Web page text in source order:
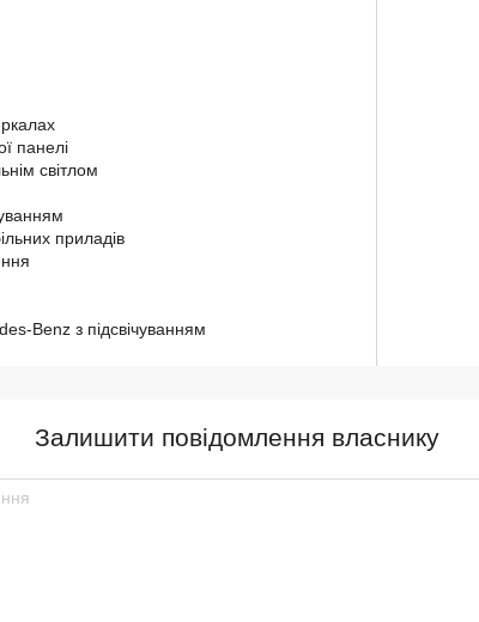
панелі
світлом
приладів
Benz з підсвічуванням
Залишити повідомлення власнику